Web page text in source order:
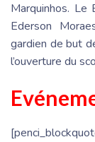
Marquinhos. Le
Ederson
gardien de but
l’ouverture du